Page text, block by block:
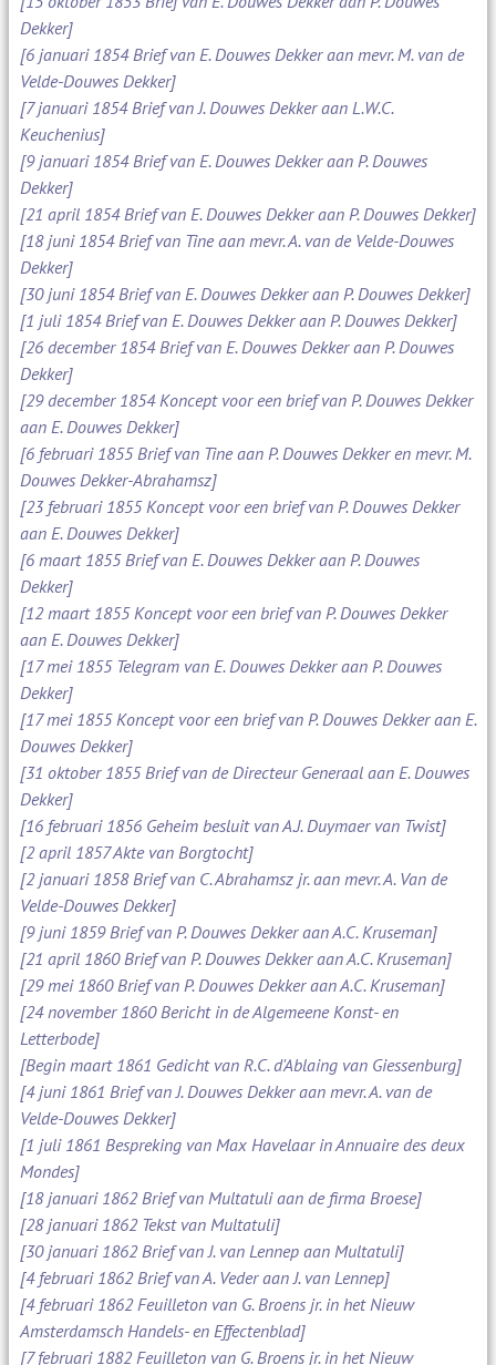
Dekker]
[6 januari 1854 Brief van E. Douwes Dekker aan mevr. M. van de
Velde-Douwes Dekker]
[7 januari 1854 Brief van J. Douwes Dekker aan L.W.C.
Keuchenius]
[9 januari 1854 Brief van E. Douwes Dekker aan P. Douwes
Dekker]
[21 april 1854 Brief van E. Douwes Dekker aan P. Douwes Dekker]
[18 juni 1854 Brief van Tine aan mevr. A. van de Velde-Douwes
Dekker]
[30 juni 1854 Brief van E. Douwes Dekker aan P. Douwes Dekker]
[1 juli 1854 Brief van E. Douwes Dekker aan P. Douwes Dekker]
[26 december 1854 Brief van E. Douwes Dekker aan P. Douwes
Dekker]
[29 december 1854 Koncept voor een brief van P. Douwes Dekker
aan E. Douwes Dekker]
[6 februari 1855 Brief van Tine aan P. Douwes Dekker en mevr. M.
Douwes Dekker-Abrahamsz]
[23 februari 1855 Koncept voor een brief van P. Douwes Dekker
aan E. Douwes Dekker]
[6 maart 1855 Brief van E. Douwes Dekker aan P. Douwes
Dekker]
[12 maart 1855 Koncept voor een brief van P. Douwes Dekker
aan E. Douwes Dekker]
[17 mei 1855 Telegram van E. Douwes Dekker aan P. Douwes
Dekker]
[17 mei 1855 Koncept voor een brief van P. Douwes Dekker aan E.
Douwes Dekker]
[31 oktober 1855 Brief van de Directeur Generaal aan E. Douwes
Dekker]
[16 februari 1856 Geheim besluit van A.J. Duymaer van Twist]
[2 april 1857 Akte van Borgtocht]
[2 januari 1858 Brief van C. Abrahamsz jr. aan mevr. A. Van de
Velde-Douwes Dekker]
[9 juni 1859 Brief van P. Douwes Dekker aan A.C. Kruseman]
[21 april 1860 Brief van P. Douwes Dekker aan A.C. Kruseman]
[29 mei 1860 Brief van P. Douwes Dekker aan A.C. Kruseman]
[24 november 1860 Bericht in de Algemeene Konst- en
Letterbode]
[Begin maart 1861 Gedicht van R.C. d'Ablaing van Giessenburg]
[4 juni 1861 Brief van J. Douwes Dekker aan mevr. A. van de
Velde-Douwes Dekker]
[1 juli 1861 Bespreking van Max Havelaar in Annuaire des deux
Mondes]
[18 januari 1862 Brief van Multatuli aan de firma Broese]
[28 januari 1862 Tekst van Multatuli]
[30 januari 1862 Brief van J. van Lennep aan Multatuli]
[4 februari 1862 Brief van A. Veder aan J. van Lennep]
[4 februari 1862 Feuilleton van G. Broens jr. in het Nieuw
Amsterdamsch Handels- en Effectenblad]
[7 februari 1882 Feuilleton van G. Broens jr. in het Nieuw